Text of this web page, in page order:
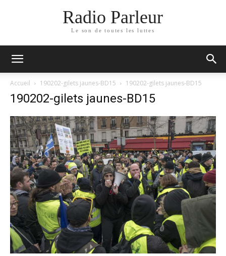
Radio Parleur
Le son de toutes les luttes
Accueil 190202-gilets jaunes-BD15 190202-gilets jaunes-BD15
190202-gilets jaunes-BD15